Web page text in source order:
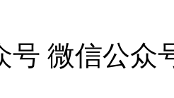
微信公众